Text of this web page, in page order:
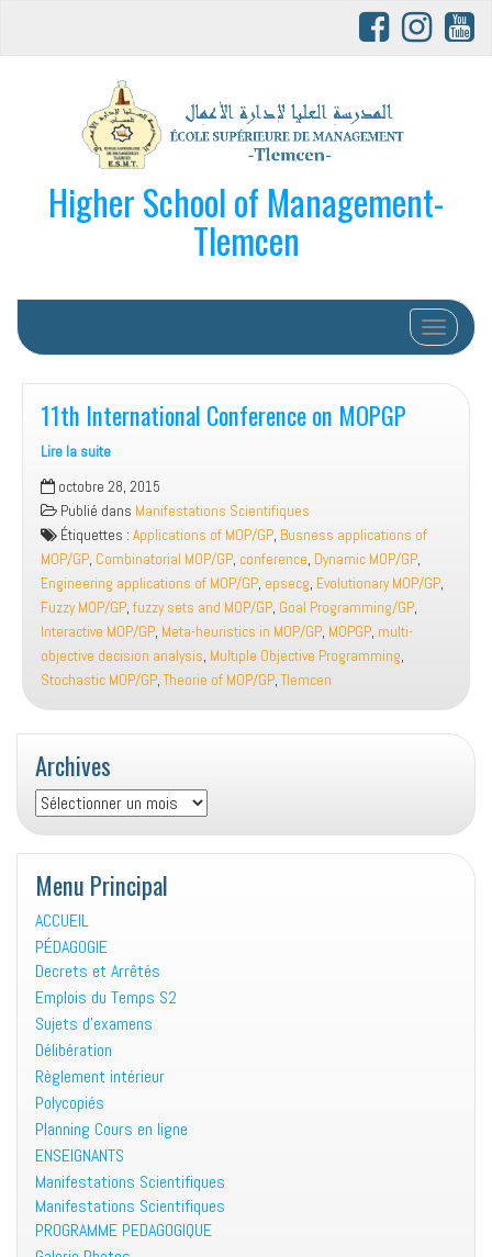
Higher School of Management-
Tlemcen
Afficher/
11th International Conference on MOPGP
Lire la suite
11th
International
Conference
on
MOPGP
octobre 28, 2015
Publié dans Manifestations Scientifiques
Étiquettes : Applications of MOP/GP, Busness applications of
MOP/GP, Combinatorial MOP/GP, conference, Dynamic MOP/GP,
Engineering applications of MOP/GP, epsecg, Evolutionary MOP/GP,
Fuzzy MOP/GP,fuzzy sets and MOP/GP, Goal Programming/GP,
Interactive MOP/GP, Meta-heuristics in MOP/GP, MOPGP, multi-
objective decision analysis, Multiple Objective Programming,
Stochastic MOP/GP,Theorie of MOP/GP,Tlemcen
Archives
Archives
Menu Principal
ACCUEIL
PÉDAGOGIE
Decrets et Arrêtés
Emplois du Temps S2
Sujets d’examens
Délibération
Règlement intérieur
Polycopiés
Planning Cours en ligne
ENSEIGNANTS
Manifestations Scientifiques
Manifestations Scientifiques
PROGRAMME PEDAGOGIQUE